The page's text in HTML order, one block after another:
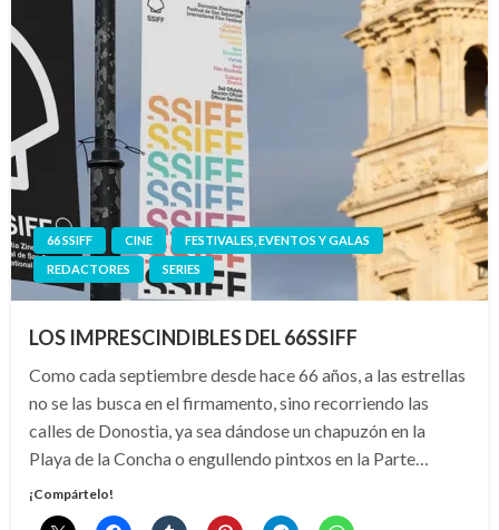
66 SSIFF CINE
FESTIVALES, EVENTOS Y GALAS
REDACTORES
SERIES
LOS IMPRESCINDIBLES DEL 66SSIFF
Como cada septiembre desde hace 66 años, a las estrellas
no se las busca en el firmamento, sino recorriendo las
calles de Donostia, ya sea dándose un chapuzón en la
Playa de la Concha o engullendo pintxos en la Parte…
¡Compártelo!